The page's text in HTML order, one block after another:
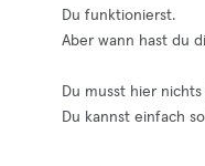
Du funktionierst.
Aber wann hast du
Du musst hier
Du kannst einfach